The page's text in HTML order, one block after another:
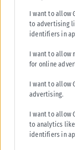
I want to allow
to advertising
identifiers in
I want to allow
for online
I want to allow
advertising.
I want to allow
to analytics
identifiers in